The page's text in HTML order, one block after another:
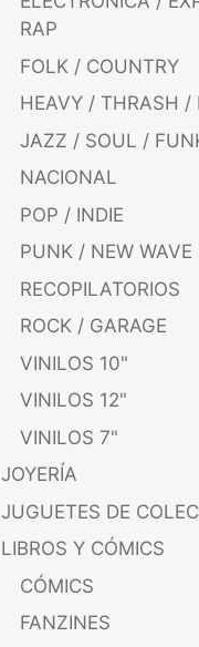
RAP
FOLK / COUNTRY
HEAVY / THRASH /
JAZZ / SOUL /
NACIONAL
POP / INDIE
PUNK / NEW WAVE
RECOPILATORIOS
ROCK / GARAGE
VINILOS 10"
VINILOS 12"
VINILOS 7"
JOYERÍA
JUGUETES DE
LIBROS Y CÓMICS
CÓMICS
FANZINES